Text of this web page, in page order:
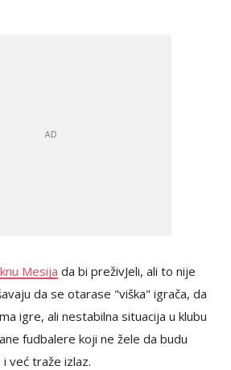
Mesija da bi preživJeli, ali to nije
da se otarase "viška" igrača, da
igre, ali nestabilna situacija u klubu
fudbalere koji ne žele da budu
već traže izlaz.